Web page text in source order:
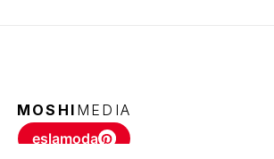
MOSHI MEDIA
eslamoda